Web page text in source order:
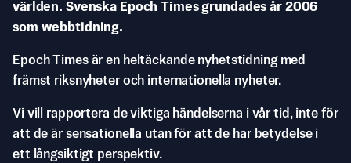
världen. Svenska Epoch Times grundades år 2006
som webbtidning.
Epoch Times är en heltäckande nyhetstidning med
främst riksnyheter och internationella nyheter.
Vi vill rapportera de viktiga händelserna i vår tid, inte för
att de är sensationella utan för att de har betydelse i
ett långsiktigt perspektiv.